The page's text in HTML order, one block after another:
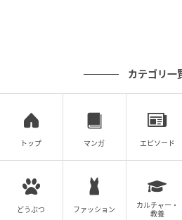
カテゴリ一
トップ マンガ エピソード
どうぶつ ファッション
カルチャー・
教養